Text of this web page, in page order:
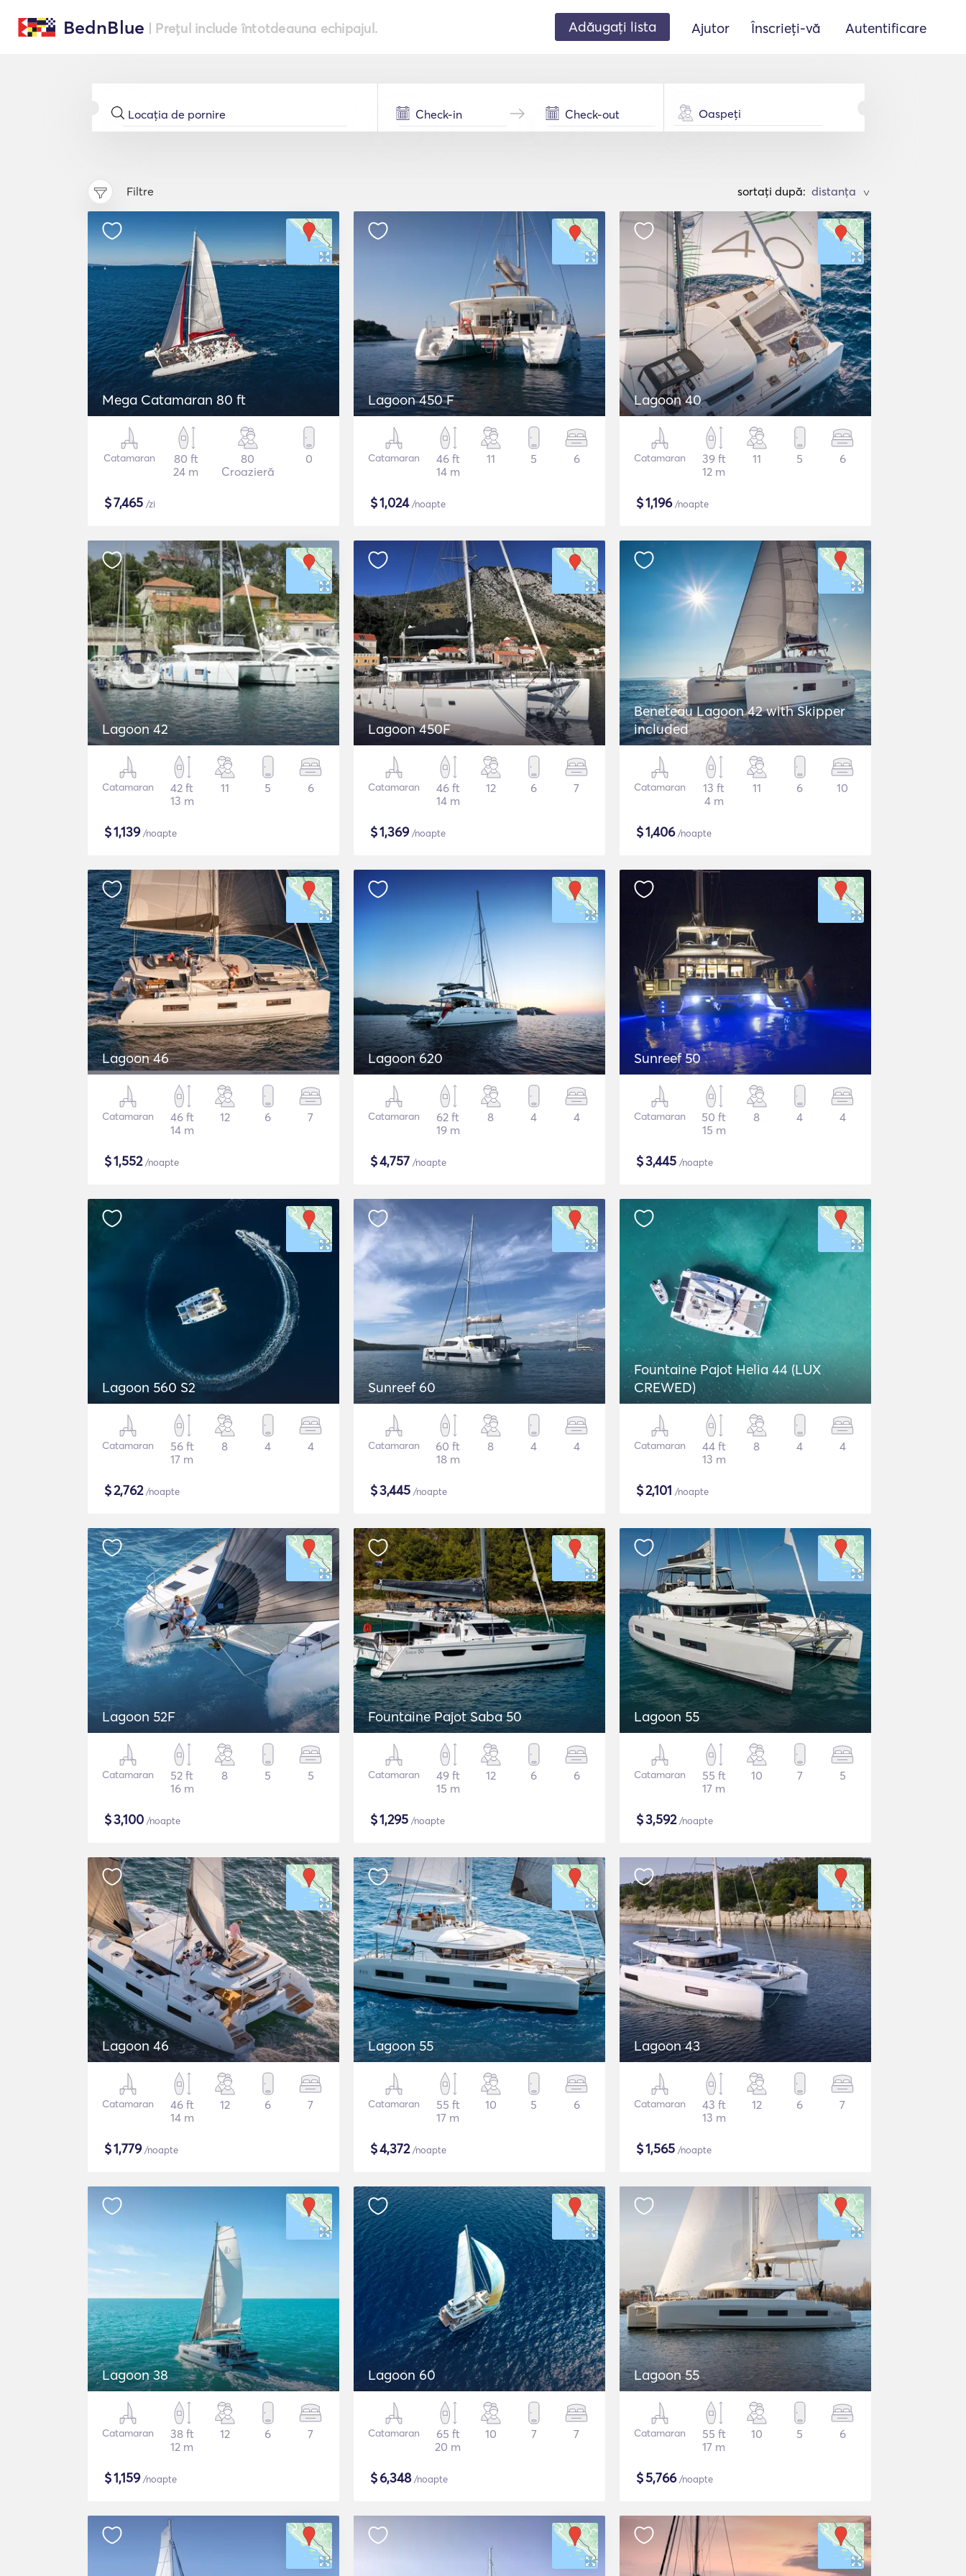
BednBlue | Prețul include întotdeauna echipajul. Adăugați lista Ajutor Înscrieți-vă Autentificare
Oaspeți
Filtre sortați după: >
Mega Catamaran 80 ft
Catamaran
80 ft
24 m
80
Croazieră
0
$7,465 /zi
Lagoon 450 F
Catamaran
46 ft
14 m
11 5 6
$1,024/noapte
Lagoon 40
Catamaran
39 ft
12 m
11 5 6
$1,196/noapte
Lagoon 42
Catamaran
42 ft
13 m
11 5 6
$1,139/noapte
Lagoon 450F
Catamaran
46 ft
14 m
12 6 7
$1,369/noapte
Beneteau Lagoon 42 with Skipper
included
Catamaran
13 ft
4 m
11 6 10
$1,406/noapte
Lagoon 46
Catamaran
46 ft
14 m
12 6 7
$1,552/noapte
Lagoon 620
Catamaran
62 ft
19 m
8 4 4
$4,757 /noapte
Sunreef 50
Catamaran
50 ft
15 m
8 4 4
$3,445 /noapte
Lagoon 560 S2
Catamaran
56 ft
17 m
8 4 4
$2,762/noapte
Sunreef 60
Catamaran
60 ft
18 m
8 4 4
$3,445 /noapte
Fountaine Pajot Helia 44 (LUX
CREWED)
Catamaran
44 ft
13 m
8 4 4
$2,101 /noapte
Lagoon 52F
Catamaran
52 ft
16 m
8 5 5
$3,100 /noapte
Fountaine Pajot Saba 50
Catamaran
49 ft
15 m
12 6 6
$1,295 /noapte
Lagoon 55
Catamaran
55 ft
17 m
10 7 5
$3,592/noapte
Lagoon 46
Catamaran
46 ft
14 m
12 6 7
$1,779/noapte
Lagoon 55
Catamaran
55 ft
17 m
10 5 6
$4,372/noapte
Lagoon 43
Catamaran
43 ft
13 m
12 6 7
$1,565 /noapte
Lagoon 38
Catamaran
38 ft
12 m
12 6 7
$1,159/noapte
Lagoon 60
Catamaran
65 ft
20 m
10 7 7
$6,348/noapte
Lagoon 55
Catamaran
55 ft
17 m
10 5 6
$5,766/noapte